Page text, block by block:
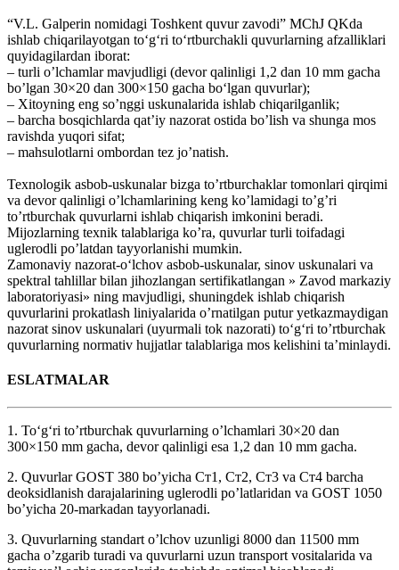
“V.L. Galperin nomidagi Toshkent quvur zavodi” MChJ QKda
ishlab chiqarilayotgan to‘g‘ri to‘rtburchakli quvurlarning afzalliklari
quyidagilardan iborat:
– turli o’lchamlar mavjudligi (devor qalinligi 1,2 dan 10 mm gacha
bo’lgan 30×20 dan 300×150 gacha bo‘lgan quvurlar);
– Xitoyning eng so’nggi uskunalarida ishlab chiqarilganlik;
– barcha bosqichlarda qat’iy nazorat ostida bo’lish va shunga mos
ravishda yuqori sifat;
– mahsulotlarni ombordan tez jo’natish.
Texnologik asbob-uskunalar bizga to’rtburchaklar tomonlari qirqimi
va devor qalinligi o’lchamlarining keng ko’lamidagi to’g’ri
to’rtburchak quvurlarni ishlab chiqarish imkonini beradi.
Mijozlarning texnik talablariga ko’ra, quvurlar turli toifadagi
uglerodli po’latdan tayyorlanishi mumkin.
Zamonaviy nazorat-o‘lchov asbob-uskunalar, sinov uskunalari va
spektral tahlillar bilan jihozlangan sertifikatlangan » Zavod markaziy
laboratoriyasi» ning mavjudligi, shuningdek ishlab chiqarish
quvurlarini prokatlash liniyalarida o’rnatilgan putur yetkazmaydigan
nazorat sinov uskunalari (uyurmali tok nazorati) to‘g‘ri to’rtburchak
quvurlarning normativ hujjatlar talablariga mos kelishini ta’minlaydi.
ESLATMALAR
1. To‘g‘ri to’rtburchak quvurlarning o’lchamlari 30×20 dan
300×150 mm gacha, devor qalinligi esa 1,2 dan 10 mm gacha.
2. Quvurlar GOST 380 bo’yicha Ст1, Ст2, Ст3 va Ст4 barcha
deoksidlanish darajalarining uglerodli po’latlaridan va GOST 1050
bo’yicha 20-markadan tayyorlanadi.
3. Quvurlarning standart o’lchov uzunligi 8000 dan 11500 mm
gacha o’zgarib turadi va quvurlarni uzun transport vositalarida va